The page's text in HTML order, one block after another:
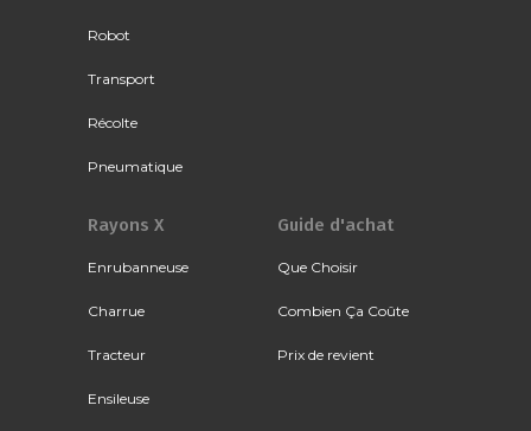
Robot
Transport
Récolte
Pneumatique
Rayons X
Enrubanneuse
Charrue
Tracteur
Ensileuse
Guide d'achat
Que Choisir
Combien Ça Coûte
Prix de revient